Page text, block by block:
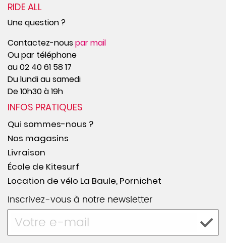
RIDE ALL
Une question ?
Contactez-nouspar mail
Ou par téléphone
au 02 40 61 58 17
Du lundi au samedi
De 10h30 à 19h
INFOS PRATIQUES
Qui sommes-nous ?
Nos magasins
Livraison
École de Kitesurf
Location de vélo La Baule, Pornichet
Inscrivez-vous à notre newsletter